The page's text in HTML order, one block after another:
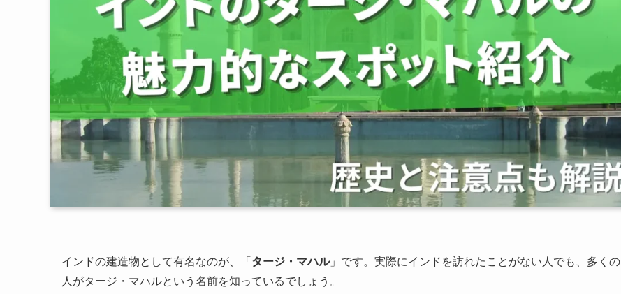
インドの建造物として有名なのが、「 タージ・マハル」です。実際にインドを訪れたことがない人でも、多くの
人がタージ・マハルという名前を知っているでしょう。